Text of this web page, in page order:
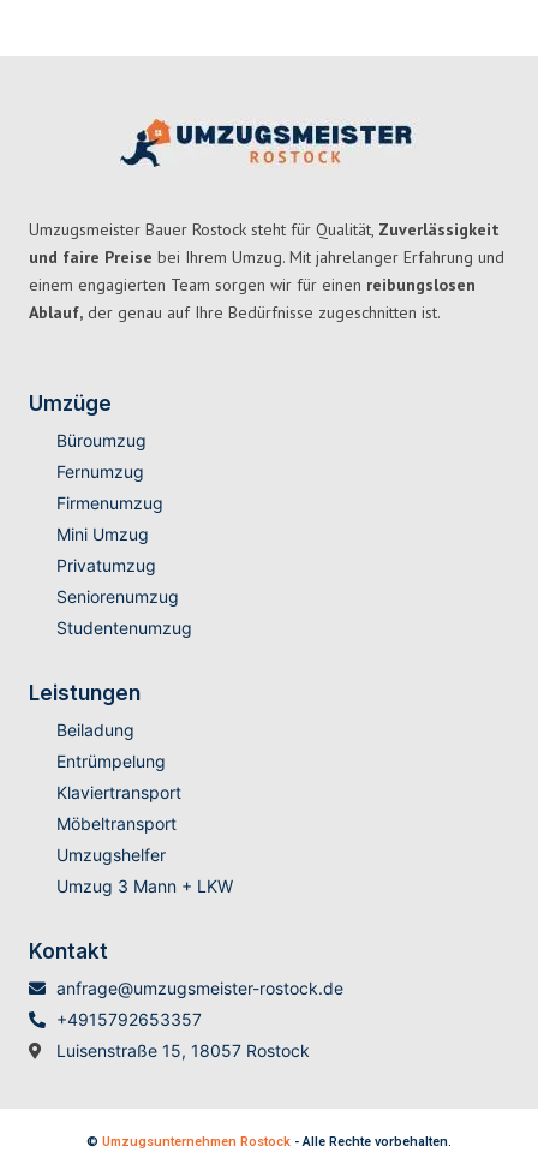
Umzugsmeister Bauer Rostock steht für Qualität, Zuverlässigkeit
und faire Preise bei Ihrem Umzug. Mit jahrelanger Erfahrung und
einem engagierten Team sorgen wir für einen reibungslosen
Ablauf, der genau auf Ihre Bedürfnisse zugeschnitten ist.
Umzüge
Büroumzug
Fernumzug
Firmenumzug
Mini Umzug
Privatumzug
Seniorenumzug
Studentenumzug
Leistungen
Beiladung
Entrümpelung
Klaviertransport
Möbeltransport
Umzugshelfer
Umzug 3 Mann + LKW
Kontakt
anfrage@umzugsmeister-rostock.de
+4915792653357
Luisenstraße 15, 18057 Rostock
© Umzugsunternehmen Rostock - Alle Rechte vorbehalten.